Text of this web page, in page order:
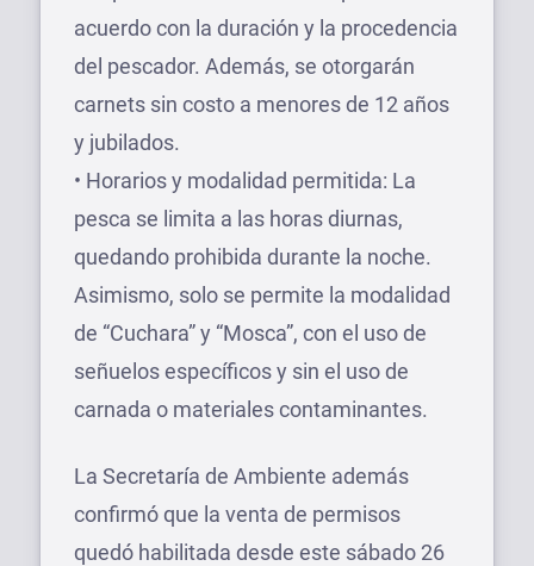
acuerdo con la duración y la procedencia
del pescador. Además, se otorgarán
carnets sin costo a menores de 12 años
y jubilados.
• Horarios y modalidad permitida: La
pesca se limita a las horas diurnas,
quedando prohibida durante la noche.
Asimismo, solo se permite la modalidad
de “Cuchara” y “Mosca”, con el uso de
señuelos específicos y sin el uso de
carnada o materiales contaminantes.
La Secretaría de Ambiente además
confirmó que la venta de permisos
quedó habilitada desde este sábado 26